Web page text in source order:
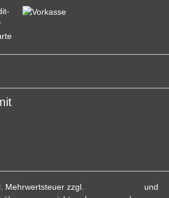
Mehrwertsteuer zzgl.
und